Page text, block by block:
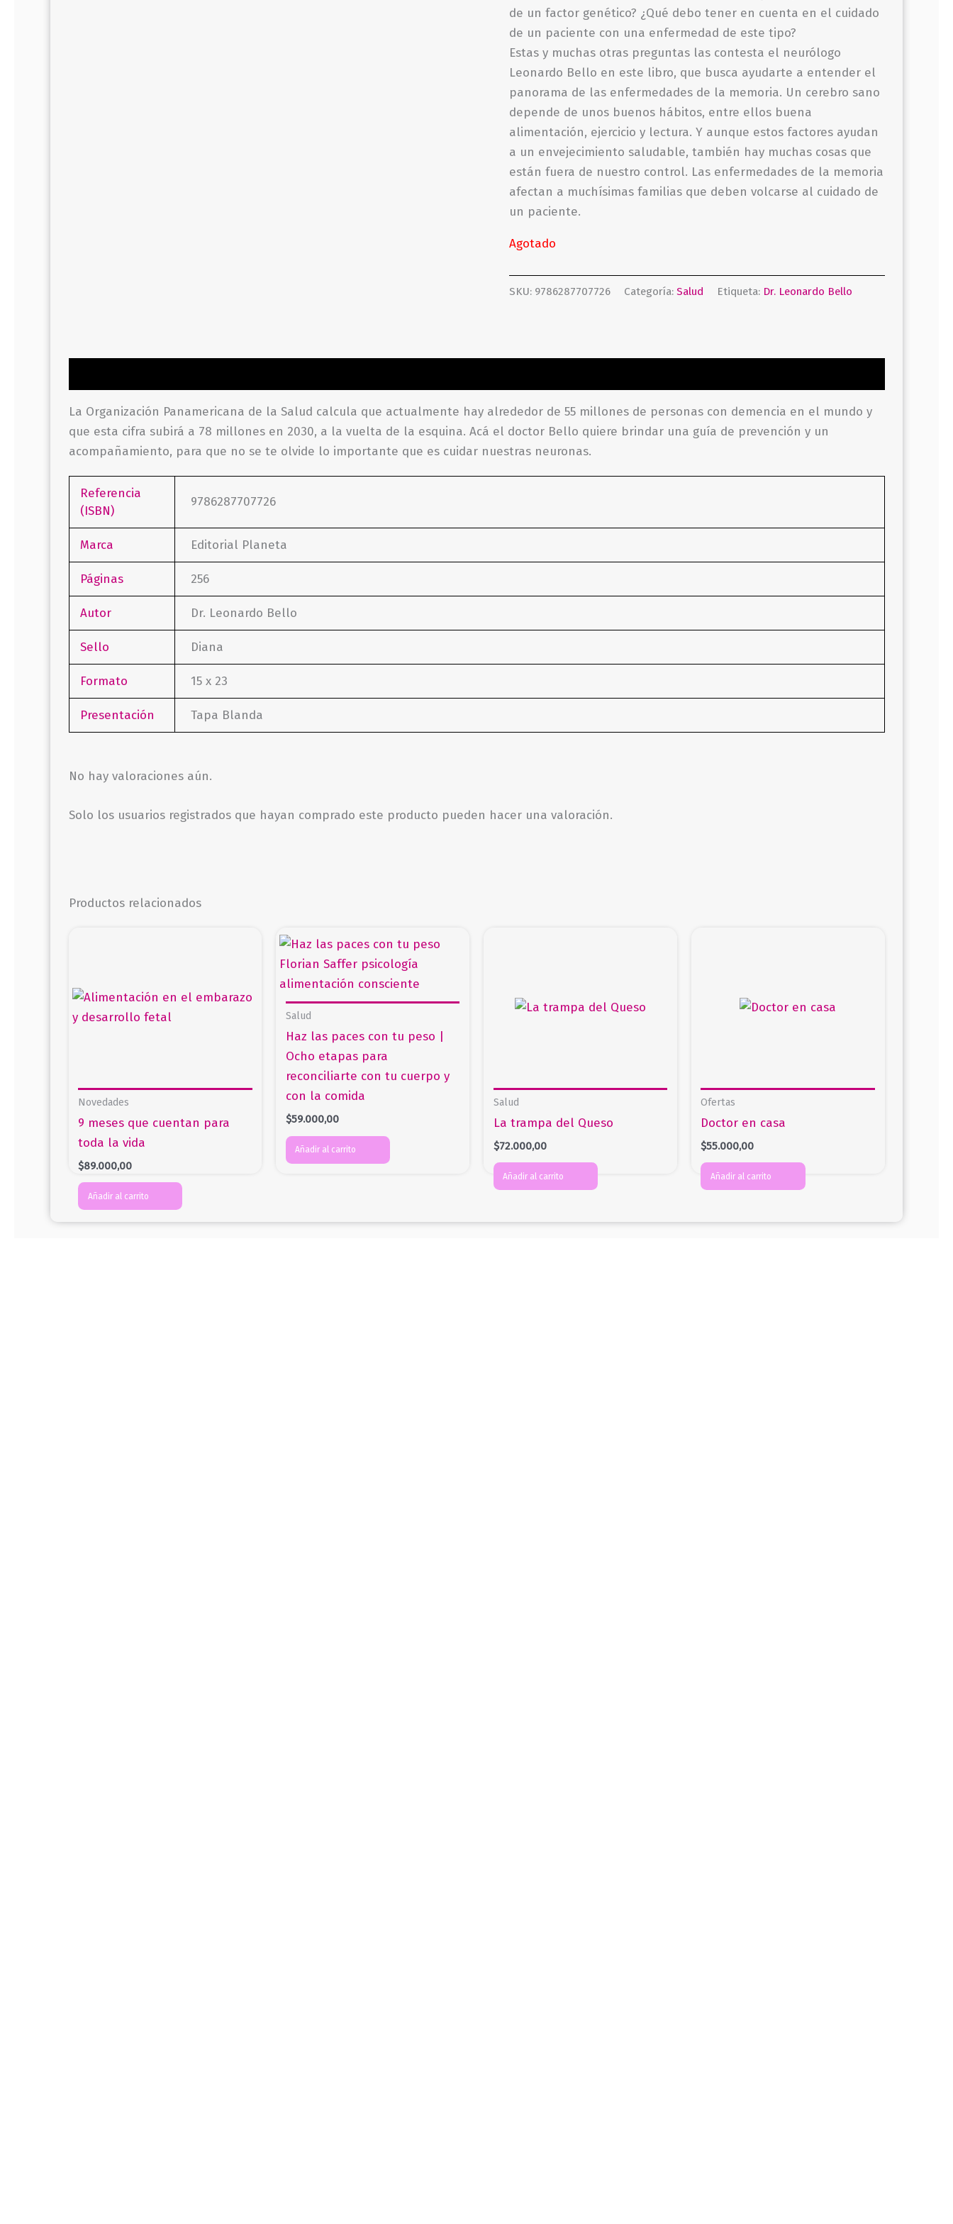
de un factor genético? ¿Qué debo tener en cuenta en el cuidado
de un paciente con una enfermedad de este tipo?
Estas y muchas otras preguntas las contesta el neurólogo
Leonardo Bello en este libro, que busca ayudarte a entender el
panorama de las enfermedades de la memoria. Un cerebro sano
depende de unos buenos hábitos, entre ellos buena
alimentación, ejercicio y lectura. Y aunque estos factores ayudan
a un envejecimiento saludable, también hay muchas cosas que
están fuera de nuestro control. Las enfermedades de la memoria
afectan a muchísimas familias que deben volcarse al cuidado de
un paciente.
Agotado
SKU: 9786287707726 Categoría:Salud Etiqueta: Dr. Leonardo Bello
La Organización Panamericana de la Salud calcula que actualmente hay alrededor de 55 millones de personas con demencia en el mundo y
que esta cifra subirá a 78 millones en 2030, a la vuelta de la esquina. Acá el doctor Bello quiere brindar una guía de prevención y un
acompañamiento, para que no se te olvide lo importante que es cuidar nuestras neuronas.
Referencia
(ISBN)
9786287707726
Marca Editorial Planeta
Páginas 256
Autor Dr. Leonardo Bello
Sello Diana
Formato 15 x 23
Presentación Tapa Blanda
No hay valoraciones aún.
Solo los usuarios registrados que hayan comprado este producto pueden hacer una valoración.
Productos relacionados
Novedades
9 meses que cuentan para
toda la vida
$89.000,00
Añadir al carrito
Salud
Haz las paces con tu peso |
Ocho etapas para
reconciliarte con tu cuerpo y
con la comida
$59.000,00
Añadir al carrito
Salud
La trampa del Queso
$72.000,00
Añadir al carrito
Ofertas
Doctor en casa
$55.000,00
Añadir al carrito